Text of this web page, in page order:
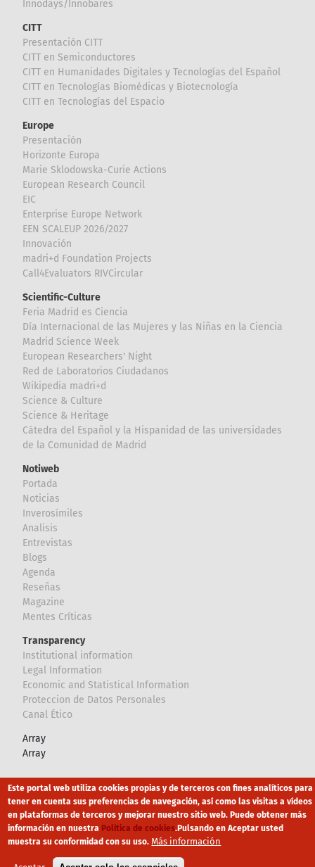
Innodays/Innobares
CITT
Presentación CITT
CITT en Semiconductores
CITT en Humanidades Digitales y Tecnologías del Español
CITT en Tecnologías Biomédicas y Biotecnología
CITT en Tecnologías del Espacio
Europe
Presentación
Horizonte Europa
Marie Sklodowska-Curie Actions
European Research Council
EIC
Enterprise Europe Network
EEN SCALEUP 2026/2027
Innovación
madri+d Foundation Projects
Call4Evaluators RIVCircular
Scientific-Culture
Feria Madrid es Ciencia
Día Internacional de las Mujeres y las Niñas en la Ciencia
Madrid Science Week
European Researchers' Night
Red de Laboratorios Ciudadanos
Wikipedia madri+d
Science & Culture
Science & Heritage
Cátedra del Español y la Hispanidad de las universidades
de la Comunidad de Madrid
Notiweb
Portada
Noticias
Inverosímiles
Analisis
Entrevistas
Blogs
Agenda
Reseñas
Magazine
Mentes Críticas
Transparency
Institutional information
Legal Information
Economic and Statistical Information
Proteccion de Datos Personales
Canal Ético
Array
Array
Footer Canal Ético eduroam Mapa Web
Política privacidad Política de cookies Aviso legal
Este portal web utiliza cookies propias y de terceros con fines analíticos para
tener en cuenta sus preferencias de navegación, así como las visitas a vídeos
en plataformas de terceros y mejorar nuestro sitio web. Puede obtener más
información en nuestra Política de cookies.Pulsando en Aceptar usted
muestra su conformidad con su uso. Más información